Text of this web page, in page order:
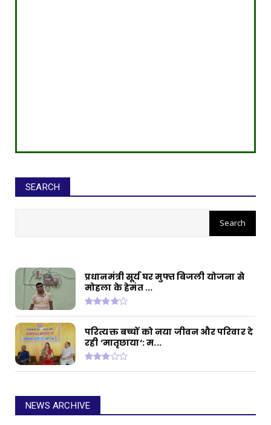
SEARCH
सीईओ ने घोटाले कर बनाई करोड़ों की
प्रधानमंत्री सूर्य घर मुफ्त बिजली योजना से
मोहला के हेमंत ...
परित्यक्त बच्चों को नया जीवन और परिवार दे
रही ‘मातृछाया‘: म...
NEWS ARCHIVE